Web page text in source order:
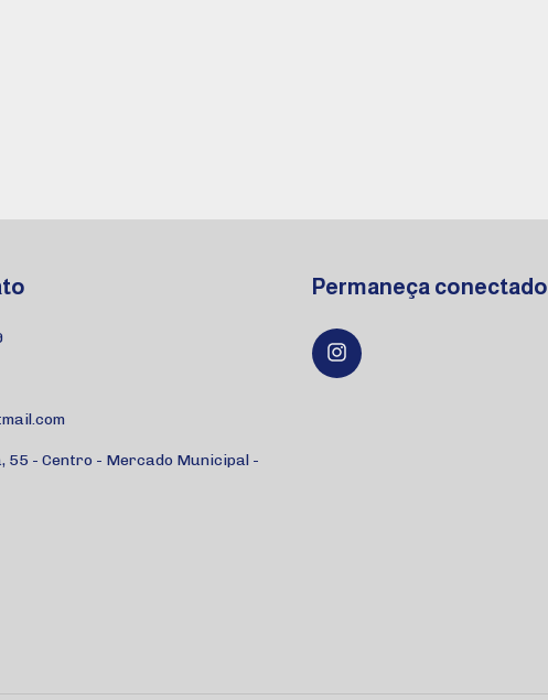
55 - Centro - Mercado Municipal -
Permaneça conectado